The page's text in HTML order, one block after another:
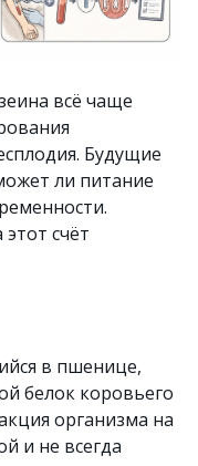
всё чаще
Будущие
ли питание
счёт
в пшенице,
белок коровьего
организма на
и не всегда